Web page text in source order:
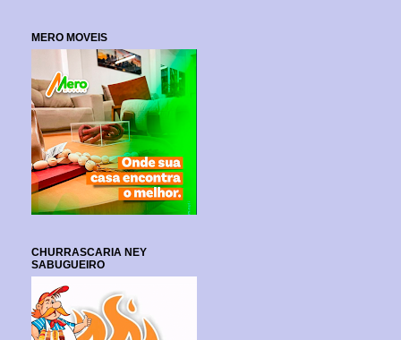
MERO MOVEIS
CHURRASCARIA NEY
SABUGUEIRO